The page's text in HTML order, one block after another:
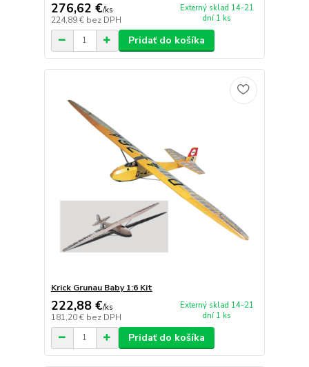
276,62 €/ks
224,89 € bez DPH
Externý sklad 14-21
dní 1 ks
Pridať do košíka
Krick Grunau Baby 1:6 Kit
222,88 €/ks
181,20 € bez DPH
Externý sklad 14-21
dní 1 ks
Pridať do košíka